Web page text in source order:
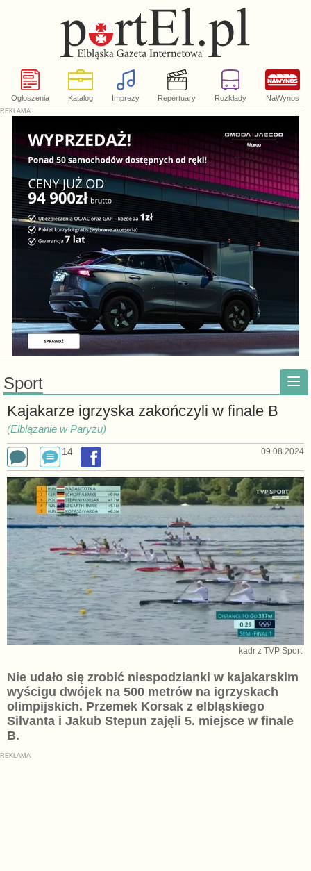
Ogłoszenia Katalog Imprezy Repertuary Rozkłady NaWynos
Sport
Kajakarze igrzyska zakończyli w finale B
(Elblążanie w Paryżu)
14 09.08.2024
kadr z TVP Sport
Nie udało się zrobić niespodzianki w kajakarskim
wyścigu dwójek na 500 metrów na igrzyskach
olimpijskich. Przemek Korsak z elbląskiego
Silvanta i Jakub Stepun zajęli 5. miejsce w finale
B.